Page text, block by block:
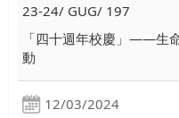
23-24/ GUG/ 197
「四十週年校慶」——生
動
12/03/2024